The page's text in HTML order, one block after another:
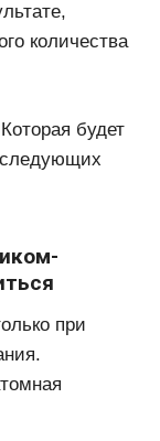
количества
будет
при